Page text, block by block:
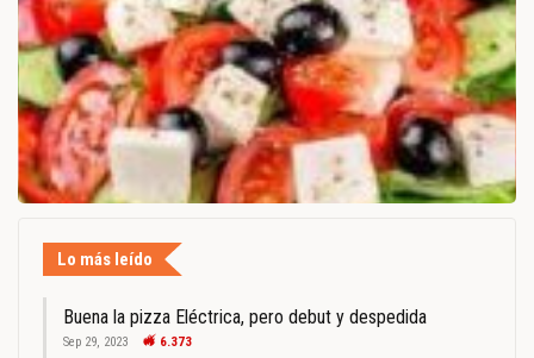
Lo más leído
Buena la pizza Eléctrica, pero debut y despedida
Sep 29, 2023 6.373